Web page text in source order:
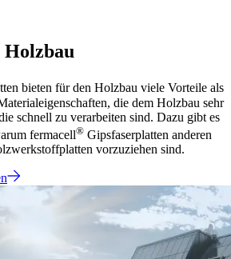
bieten für den Holzbau viele Vorteile als
die dem Holzbau sehr
schnell zu verarbeiten sind. Dazu gibt es
fermacell® Gipsfaserplatten anderen
vorzuziehen sind.